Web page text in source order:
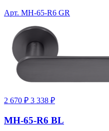
Арт. MH-65-R6 GR
2 670 ₽ 3 338 ₽
MH-65-R6 BL